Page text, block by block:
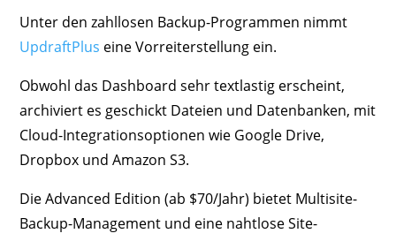
Unter den zahllosen Backup-Programmen nimmt
UpdraftPlus eine Vorreiterstellung ein.
Obwohl das Dashboard sehr textlastig erscheint,
archiviert es geschickt Dateien und Datenbanken, mit
Cloud-Integrationsoptionen wie Google Drive,
Dropbox und Amazon S3.
Die Advanced Edition (ab $70/Jahr) bietet Multisite-
Backup-Management und eine nahtlose Site-